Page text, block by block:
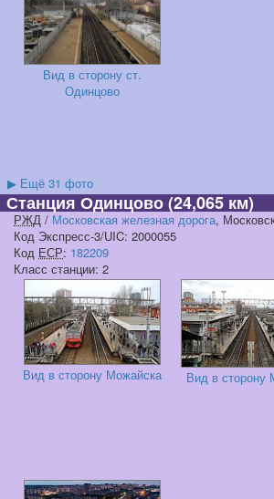
Вид в сторону ст.
Одинцово
▶ Ещё 31 фото
Станция Одинцово(24,065 км)
РЖД / Московская железная дорога,
Код Экспресс-3/UIC: 2000055
Код ЕСР: 182209
Класс станции: 2
Вид в сторону Можайска Вид в сторону